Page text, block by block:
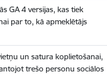
GA 4 versijas, kas tiek
par to, kā apmeklētājs
un satura koplietošanai,
trešo personu sociālos